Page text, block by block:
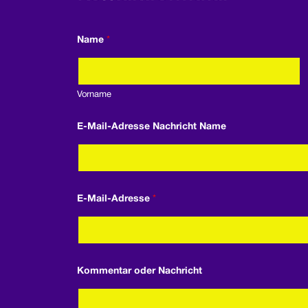
Name *
Vorname
E-Mail-Adresse Nachricht Name
E-Mail-Adresse *
Kommentar oder Nachricht